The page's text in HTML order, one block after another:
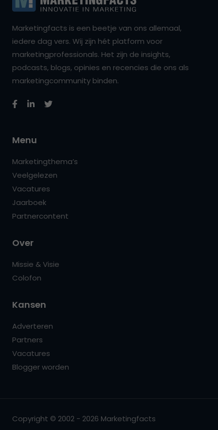
Marketingfacts is een beetje van ons allemaal,
iedere dag vers. Wij zijn hét platform voor
marketingprofessionals. Het zijn de insights,
podcasts, blogs, opinies en recencies die ons als
marketingcommunity binden.
Menu
Marketingthema’s
Veelgelezen
Vacatures
Jaarboek
Partnercontent
Over
Missie & Visie
Colofon
Kansen
Adverteren
Partners
Vacatures
Blogger worden
Copyright © 2002 - 2026 Marketingfacts